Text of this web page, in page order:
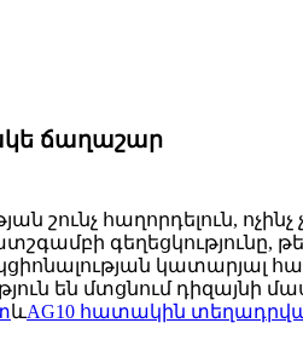
ճաղաշար
շունչ հաղորդելուն,
գեղեցկությունը,
կատարյալ
են մտցնում դիզայնի
ևAG10 հատակին